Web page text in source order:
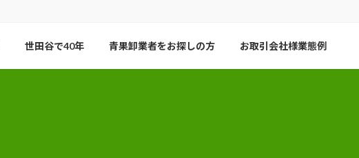
世田谷で40年 青果卸業者をお探しの方 お取引会社様業態例